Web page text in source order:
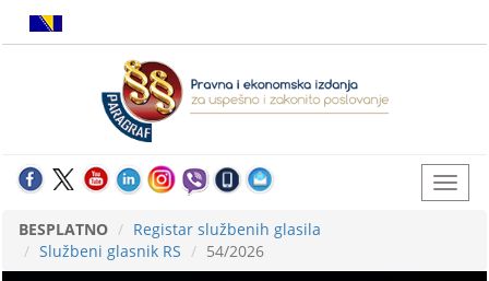
BESPLATNO
Registar službenih glasila
Službeni glasnik RS
54/2026